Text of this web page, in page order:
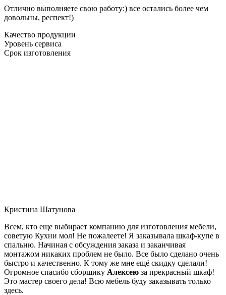
Отлично выполняете свою работу:) все остались более чем
довольны, респект!)
Качество продукции
Уровень сервиса
Срок изготовления
Кристина Шатунова
Всем, кто еще выбирает компанию для изготовления мебели,
советую Кухни мол! Не пожалеете! Я заказывала шкаф-купе в
спальню. Начиная с обсуждения заказа и заканчивая
монтажом никаких проблем не было. Все было сделано очень
быстро и качественно. К тому же мне ещё скидку сделали!
Огромное спасибо сборщику Алексею за прекрасный шкаф!
Это мастер своего дела! Всю мебель буду заказывать только
здесь.